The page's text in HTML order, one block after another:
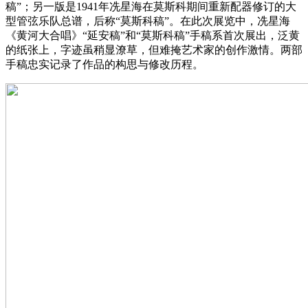
稿”；另一版是1941年冼星海在莫斯科期间重新配器修订的大
型管弦乐队总谱，后称“莫斯科稿”。在此次展览中，冼星海
《黄河大合唱》“延安稿”和“莫斯科稿”手稿系首次展出，泛黄
的纸张上，字迹虽稍显潦草，但难掩艺术家的创作激情。两部
手稿忠实记录了作品的构思与修改历程。